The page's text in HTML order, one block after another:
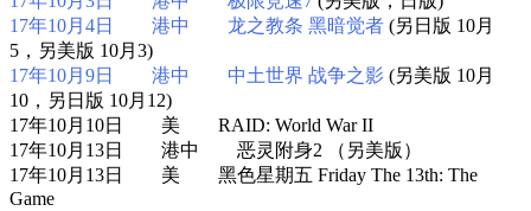
17年10月4日 港中 龙之教条 黑暗觉者 (另日版 10月
5，另美版 10月3)
17年10月9日 港中 中土世界 战争之影 (另美版 10月
10，另日版 10月12)
17年10月10日 美 RAID: World War II
17年10月13日 港中 恶灵附身2 （另美版）
17年10月13日 美 黑色星期五 Friday The 13th: The
Game